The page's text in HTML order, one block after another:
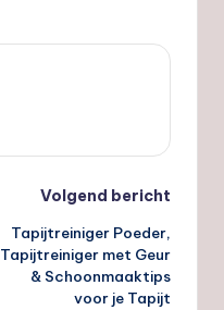
Volgend bericht
Tapijtreiniger Poeder,
Tapijtreiniger met Geur
& Schoonmaaktips
voor je Tapijt